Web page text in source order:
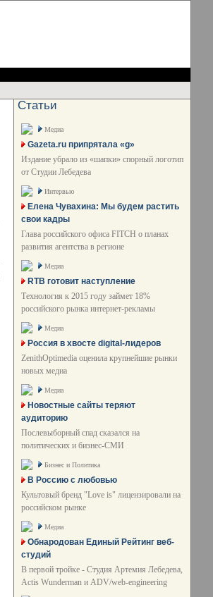
Статьи
Медиа
Gazeta.ru припрятала «g»
Издание убрало из «шапки» спорный логотип
от Студии Лебедева
Интервью
Елена Чувахина: Мы будем растить
свои кадры
Глава российского офиса FITCH о планах
развития агентства в регионе
Медиа
RTB готовит наступление
Технология к 2015 году займет 18%
российского рынка интернет-рекламы
Медиа
Россия в хвосте digital-лидеров
ZenithOptimedia оценила крупнейшие рынки
новых медиа
Медиа
Новостные сайты теряют
аудиторию
Послевыборный спад сказался на
политических и бизнес-СМИ
Бизнес и Политика
В Россию с любовью
Культовый бренд "Love is" лицензировали на
российском рынке
Медиа
Обнародован Единый Рейтинг веб-
студий
В первой тройке - Студия Артемия Лебедева,
Actis Wunderman и ADV/web-engineering